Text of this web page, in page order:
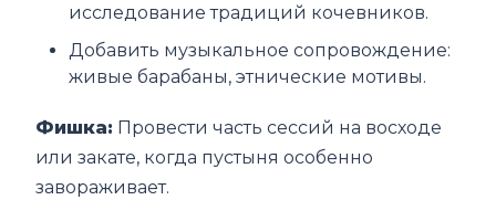
исследование традиций кочевников.
Добавить музыкальное сопровождение:
живые барабаны, этнические мотивы.
Фишка: Провести часть сессий на восходе
или закате, когда пустыня особенно
завораживает.